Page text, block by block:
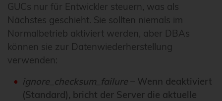
GUCs nur für Entwickler steuern, was als
Nächstes geschieht. Sie sollten niemals im
Normalbetrieb aktiviert werden, aber DBAs
können sie zur Datenwiederherstellung
verwenden:
ignore_checksum_failure – Wenn deaktiviert
(Standard), bricht der Server die aktuelle